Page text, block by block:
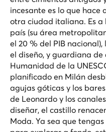
incesante es lo que
otra ciudad italiana. Es a
país (su área
el 20 % del PIB
el diseño, y guardiana
Humanidad de la
planificado en Milán
agujas góticas y los
de Leonardo y los
diseñar, el castillo
Moda. Ya sea que